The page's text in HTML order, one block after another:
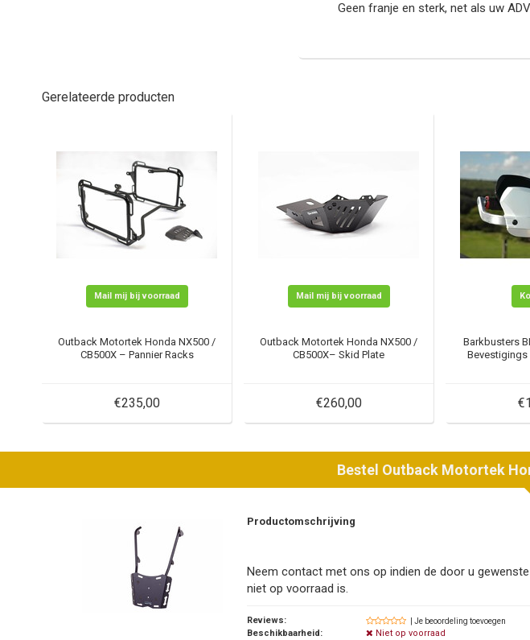
Geen franje en sterk, net als uw
Gerelateerde producten
Mail mij bij voorraad
Outback Motortek Honda NX500 /
CB500X – Pannier Racks
€235,00
Mail mij bij voorraad
Outback Motortek Honda NX500 /
CB500X– Skid Plate
€260,00
Barkbusters
Bevestigings
Bestel Outback Motortek
Productomschrijving
Neem contact met ons op indien de door u
niet op voorraad is.
Reviews: | Je beoordeling toevoegen
Beschikbaarheid: Niet op voorraad